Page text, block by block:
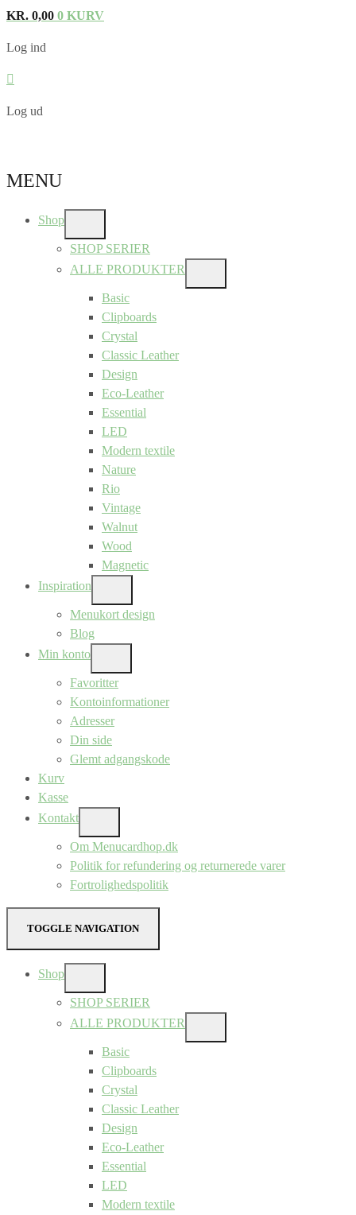
KR. 0,00 0 KURV
Log ind
Log ud
MENU
Shop
SUB
MENU
SHOP SERIER
ALLE PRODUKTER
SUB
Basic
Clipboards
Crystal
Classic Leather
Design
Eco-Leather
Essential
LED
Modern textile
Nature
Rio
Vintage
Walnut
Wood
Magnetic
Inspiration
SUB
MENU
Menukort design
Blog
Min konto
SUB
MENU
Favoritter
Kontoinformationer
Adresser
Din side
Glemt adgangskode
Kurv
Kasse
Kontakt
SUB
MENU
Om Menucardhop.dk
Politik for refundering og returnerede varer
Fortrolighedspolitik
TOGGLE NAVIGATION
Shop
SUB
MENU
SHOP SERIER
ALLE PRODUKTER
SUB
Basic
Clipboards
Crystal
Classic Leather
Design
Eco-Leather
Essential
LED
Modern textile